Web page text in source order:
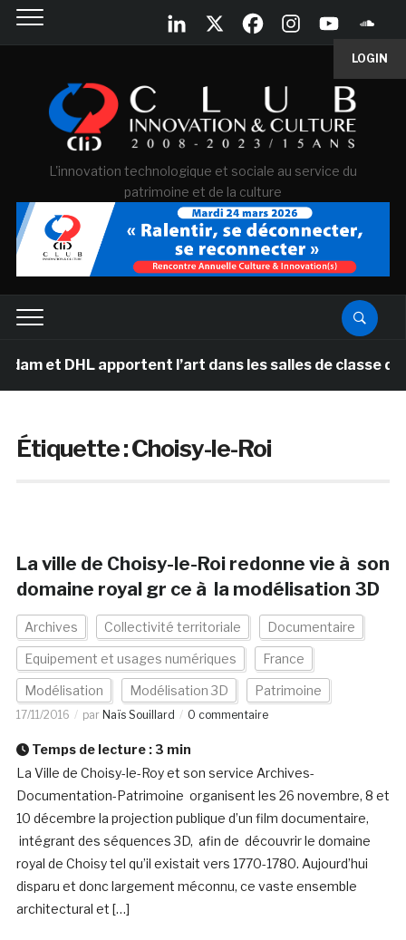
LOGIN
L'innovation technologique et sociale au service du
patrimoine et de la culture
et DHL apportent l’art dans les salles de classe des
Étiquette :Choisy-le-Roi
La ville de Choisy-le-Roi redonne vie à son
domaine royal gr ce à la modélisation 3D
Archives Collectivité territoriale Documentaire
Equipement et usages numériques France
Modélisation Modélisation 3D Patrimoine
17/11/2016 par Naïs Souillard 0 commentaire
Temps de lecture : 3 min
La Ville de Choisy-le-Roy et son service Archives-
Documentation-Patrimoine organisent les 26 novembre, 8 et
10 décembre la projection publique d’un film documentaire,
intégrant des séquences 3D, afin de découvrir le domaine
royal de Choisy tel qu’il existait vers 1770-1780. Aujourd’hui
disparu et donc largement méconnu, ce vaste ensemble
architectural et […]